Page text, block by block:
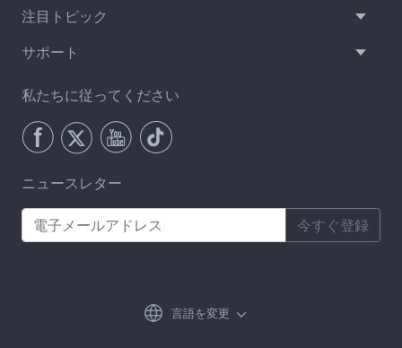
注目トピック
サポート
私たちに従ってください
ニュースレター
今すぐ登録
言語を変更